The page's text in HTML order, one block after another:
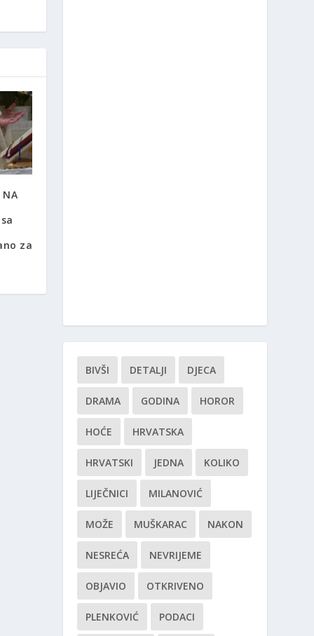
NA
za
BIVŠI DETALJI DJECA
DRAMA GODINA HOROR
HOĆE HRVATSKA
HRVATSKI JEDNA KOLIKO
LIJEČNICI MILANOVIĆ
MOŽE MUŠKARAC NAKON
NESREĆA NEVRIJEME
OBJAVIO OTKRIVENO
PLENKOVIĆ PODACI